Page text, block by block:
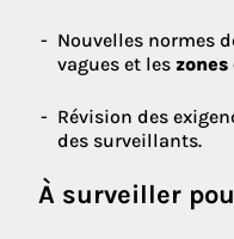
Nouvelles normes
vagues et les
Révision des
des surveillants.
À surveiller